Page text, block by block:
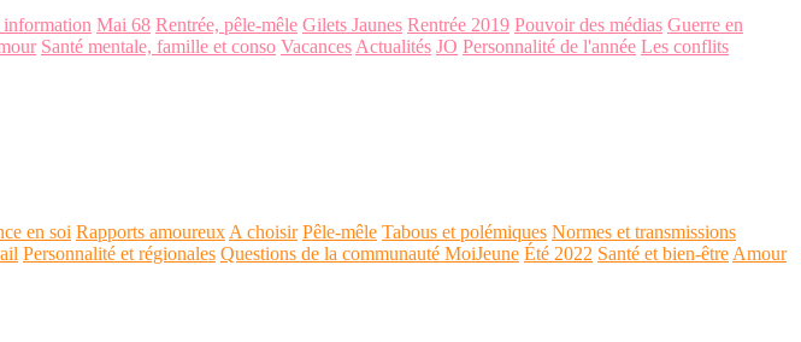
Mai 68 Rentrée, pêle-mêle Gilets Jaunes Rentrée 2019 Pouvoir des médias Guerre en
Santé mentale, famille et conso Vacances Actualités JO Personnalité de l'année Les conflits
en soi Rapports amoureux A choisir Pêle-mêle Tabous et polémiques Normes et transmissions
Personnalité et régionales Questions de la communauté MoiJeune Été 2022 Santé et bien-être Amour